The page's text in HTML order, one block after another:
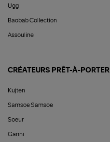
Ugg
Baobab Collection
Assouline
CRÉATEURS PRÊT-À-PORTER
Kujten
Samsoe Samsoe
Soeur
Ganni